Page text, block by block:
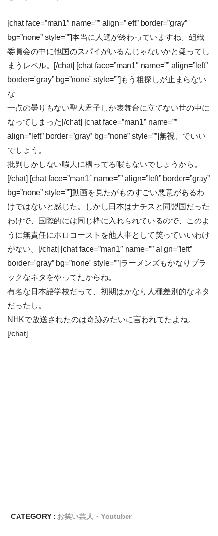
[chat face=”man1″ name=”” align=”left” border=”gray”
bg=”none” style=””]本当に人選が終わっていますね。組織
委員会の中に他国のスパイがいるんじゃないかと疑ってし
まうレベル。[/chat] [chat face=”man1″ name=”” align=”left”
border=”gray” bg=”none” style=””]もう粗探しが止まらない
な
一点の曇りもない聖人君子しか表舞台に立てない世の中に
なってしまった[/chat] [chat face=”man1″ name=””
align=”left” border=”gray” bg=”none” style=””]無視、でいい
でしょう。
批判しかしない暇人に構ってる暇もないでしょうから。
[/chat] [chat face=”man1″ name=”” align=”left” border=”gray”
bg=”none” style=””]動画を見たがものすごい悪意があるわ
けではないと感じた。しかし日本はナチスと同盟国だった
わけで、国際的には同じ枠に入れられているので、このよ
うに無責任にホロコーストを他人事として笑っていいわけ
がない。[/chat] [chat face=”man1″ name=”” align=”left”
border=”gray” bg=”none” style=””]ラーメンズもかなりブラ
ックなネタをやってたからね。
有名な日本語学校だって、初期はかなり人種差別的なネタ
だったし。
NHKで放送されたのは奇跡みたいに言われてたよね。
[/chat]
CATEGORY : お笑い芸人・Youtuber